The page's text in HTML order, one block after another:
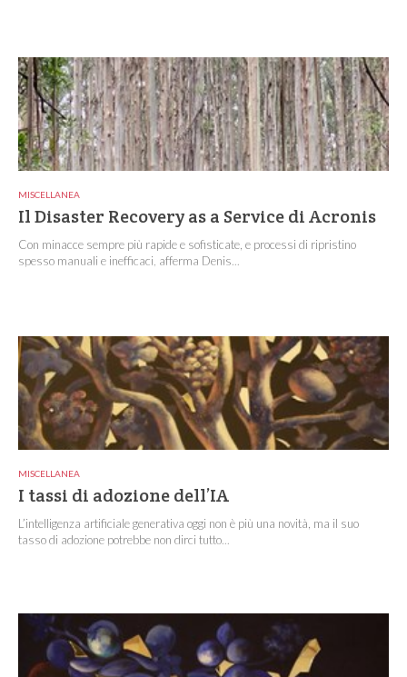
MISCELLANEA
Il Disaster Recovery as a Service di Acronis
Con minacce sempre più rapide e sofisticate, e processi di ripristino
spesso manuali e inefficaci, afferma Denis...
MISCELLANEA
I tassi di adozione dell’IA
L’intelligenza artificiale generativa oggi non è più una novità, ma il suo
tasso di adozione potrebbe non dirci tutto...